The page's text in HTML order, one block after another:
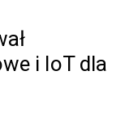
i IoT dla